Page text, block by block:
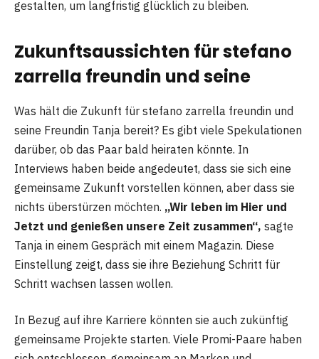
gestalten, um langfristig glücklich zu bleiben.
Zukunftsaussichten für stefano
zarrella freundin und seine
Was hält die Zukunft für stefano zarrella freundin und
seine Freundin Tanja bereit? Es gibt viele Spekulationen
darüber, ob das Paar bald heiraten könnte. In
Interviews haben beide angedeutet, dass sie sich eine
gemeinsame Zukunft vorstellen können, aber dass sie
nichts überstürzen möchten. „Wir leben im Hier und
Jetzt und genießen unsere Zeit zusammen“, sagte
Tanja in einem Gespräch mit einem Magazin. Diese
Einstellung zeigt, dass sie ihre Beziehung Schritt für
Schritt wachsen lassen wollen.
In Bezug auf ihre Karriere könnten sie auch zukünftig
gemeinsame Projekte starten. Viele Promi-Paare haben